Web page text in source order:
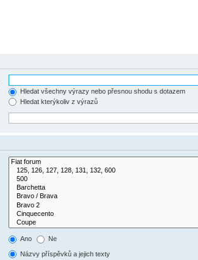
Hledat všechny výrazy nebo přesnou shodu s dotazem
Hledat kterýkoliv z výrazů
Ano Ne
Názvy příspěvků a jejich texty